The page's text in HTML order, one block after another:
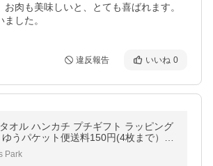
お肉も美味しいと、とても喜ばれます。
した。
違反報告 いいね 0
オル ハンカチ プチギフト ラッピング
うパケット便送料150円(4枚まで）コ
ト 20×20cm 日本製 婦人 レディース
ンズ 子供 キッズ
Park